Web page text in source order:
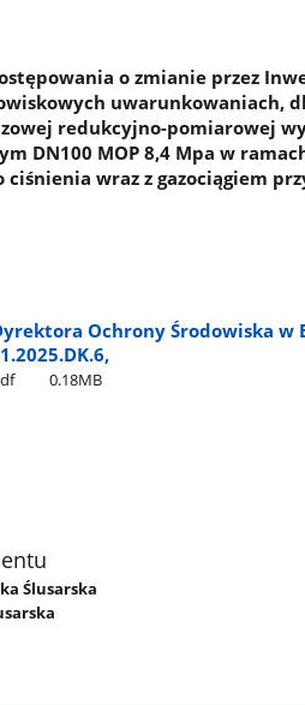
o zmianie przez
uwarunkowaniach,
redukcyjno-pomiarowej
DN100 MOP 8,4 Mpa w
wraz z gazociągiem
Ochrony Środowiska w
0.18MB
Ślusarska